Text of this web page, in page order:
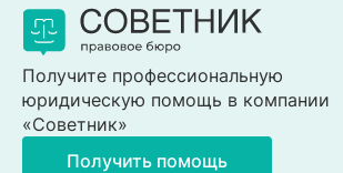
Получите профессиональную
юридическую помощь в компании
«Советник»
Получить помощь